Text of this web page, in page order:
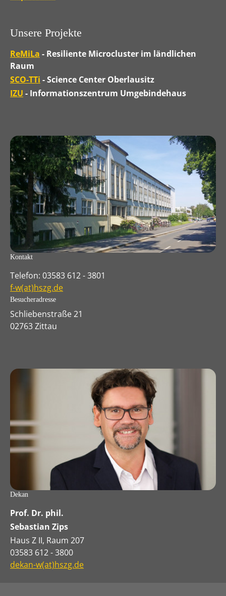
Unsere Projekte
ReMiLa - Resiliente Microcluster im ländlichen
Raum
SCO-TTi - Science Center Oberlausitz
IZU - Informationszentrum Umgebindehaus
Kontakt
Telefon: 03583 612 - 3801
f-w(at)hszg.de
Besucheradresse
Schliebenstraße 21
02763 Zittau
Dekan
Prof. Dr. phil.
Sebastian Zips
Haus Z II, Raum 207
03583 612 - 3800
dekan-w(at)hszg.de